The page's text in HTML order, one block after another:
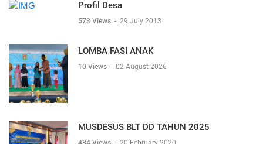
Profil Desa
573 Views - 29 July 2013
LOMBA FASI ANAK
10 Views - 02 August 2026
MUSDESUS BLT DD TAHUN 2025